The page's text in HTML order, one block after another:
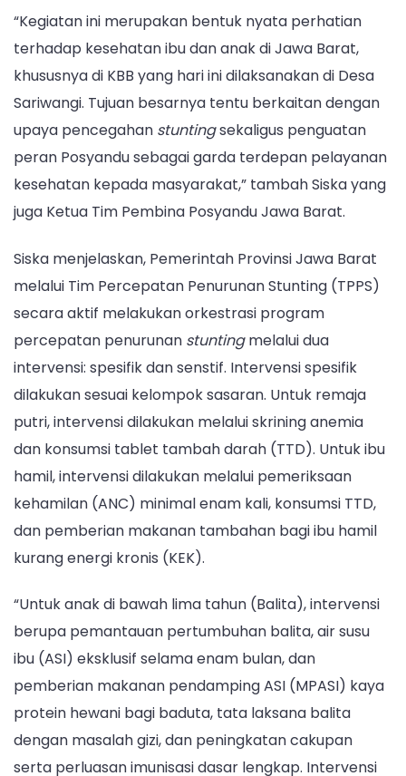
“Kegiatan ini merupakan bentuk nyata perhatian
terhadap kesehatan ibu dan anak di Jawa Barat,
khususnya di KBB yang hari ini dilaksanakan di Desa
Sariwangi. Tujuan besarnya tentu berkaitan dengan
upaya pencegahan stuntingsekaligus penguatan
peran Posyandu sebagai garda terdepan pelayanan
kesehatan kepada masyarakat,” tambah Siska yang
juga Ketua Tim Pembina Posyandu Jawa Barat.
Siska menjelaskan, Pemerintah Provinsi Jawa Barat
melalui Tim Percepatan Penurunan Stunting (TPPS)
secara aktif melakukan orkestrasi program
percepatan penurunan stuntingmelalui dua
intervensi: spesifik dan senstif. Intervensi spesifik
dilakukan sesuai kelompok sasaran. Untuk remaja
putri, intervensi dilakukan melalui skrining anemia
dan konsumsi tablet tambah darah (TTD). Untuk ibu
hamil, intervensi dilakukan melalui pemeriksaan
kehamilan (ANC) minimal enam kali, konsumsi TTD,
dan pemberian makanan tambahan bagi ibu hamil
kurang energi kronis (KEK).
“Untuk anak di bawah lima tahun (Balita), intervensi
berupa pemantauan pertumbuhan balita, air susu
ibu (ASI) eksklusif selama enam bulan, dan
pemberian makanan pendamping ASI (MPASI) kaya
protein hewani bagi baduta, tata laksana balita
dengan masalah gizi, dan peningkatan cakupan
serta perluasan imunisasi dasar lengkap. Intervensi